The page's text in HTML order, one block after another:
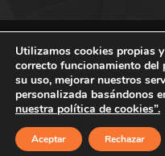
Todos los derechos
Utilizamos cookies propias
correcto funcionamiento del
su uso, mejorar nuestros
personalizada basándonos
nuestra política de cookies”.
Aceptar Rechazar